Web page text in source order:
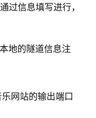
过信息填写进行，
地的隧道信息注
网站的输出端口